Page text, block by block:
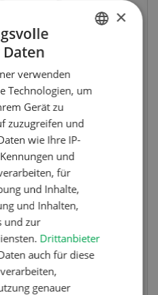
26
fünf LANDI
×
verwenden
Technologien, um
Gerät zu
zuzugreifen und
wie Ihre IP-
und
für
und Inhalte,
und Inhalten,
und zur
Drittanbieter
auch für diese
genauer